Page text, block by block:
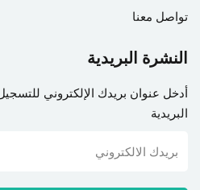
تواصل معنا
النشرة البريدية
أدخل عنوان بريدك الإلكتروني
البريدية